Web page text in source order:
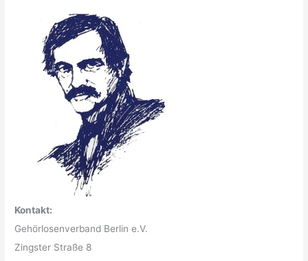
Kontakt:
Gehörlosenverband Berlin e.V.
Zingster Straße 8